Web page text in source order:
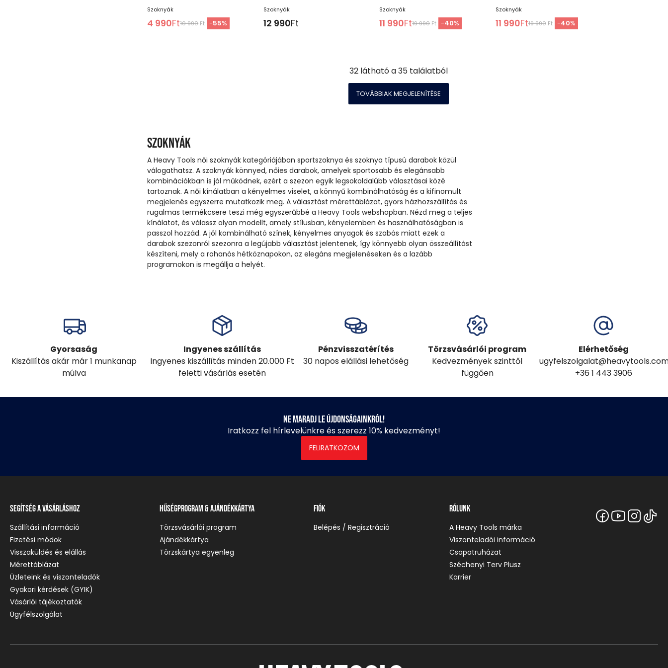
Szoknyák
4 990Ft10 990 Ft -55%
Szoknyák
12 990Ft
Szoknyák
11 990Ft19 990 Ft -40%
Szoknyák
11 990Ft19 990Ft -40%
32látható a35találatból
TOVÁBBIAK MEGJELENÍTÉSE
Szoknyák
A Heavy Tools női szoknyák kategóriájában sportszoknya és szoknya típusú darabok közül
válogathatsz. A szoknyák könnyed, nőies darabok, amelyek sportosabb és elegánsabb
kombinációkban is jól működnek, ezért a szezon egyik legsokoldalúbb választásai közé
tartoznak. A női kínálatban a kényelmes viselet, a könnyű kombinálhatóság és a kifinomult
megjelenés egyszerre mutatkozik meg. A választást mérettáblázat, gyors házhozszállítás és
rugalmas termékcsere teszi még egyszerűbbé a Heavy Tools webshopban. Nézd meg a teljes
kínálatot, és válassz olyan modellt, amely stílusban, kényelemben és használhatóságban is
passzol hozzád. A jól kombinálható színek, kényelmes anyagok és szabás miatt ezek a
darabok szezonról szezonra a legújabb választást jelentenek, így könnyebb olyan összeállítást
készíteni, mely a rohanós hétköznapokon, az elegáns megjelenéseken és a lazább
programokon is megállja a helyét.
Gyorsaság
Kiszállítás akár már 1 munkanap
múlva
Ingyenes szállítás
Ingyenes kiszállítás minden 20.000 Ft
feletti vásárlás esetén
Pénzvisszatérítés
30 napos elállási lehetőség
Törzsvásárlói program
Kedvezmények szinttől
függően
Elérhetőség
+36 1 443 3906
Ne maradj le újdonságainkról!
Iratkozz fel hírlevelünkre és szerezz 10% kedvezményt!
FELIRATKOZOM
Segítség a vásárláshoz
Szállítási információ
Fizetési módok
Visszaküldés és elállás
Mérettáblázat
Üzleteink és viszonteladók
Gyakori kérdések (GYIK)
Vásárlói tájékoztatók
Ügyfélszolgálat
Hűségprogram & Ajándékkártya
Törzsvásárlói program
Ajándékkártya
Törzskártya egyenleg
Fiók
Belépés / Regisztráció
Rólunk
A Heavy Tools márka
Viszonteladói információ
Csapatruházat
Széchenyi Terv Plusz
Karrier